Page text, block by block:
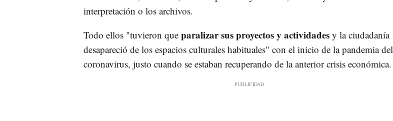
interpretación o los archivos.
Todo ellos "tuvieron que paralizar sus proyectos y actividadesy la ciudadanía
desapareció de los espacios culturales habituales" con el inicio de la pandemia del
coronavirus, justo cuando se estaban recuperando de la anterior crisis económica.